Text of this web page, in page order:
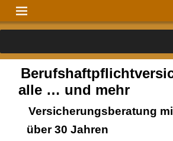
alle … und mehr
Versicherungsberatung
über 30 Jahren